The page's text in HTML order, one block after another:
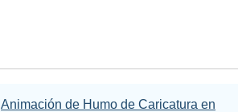
Animación de Humo de Caricatura en